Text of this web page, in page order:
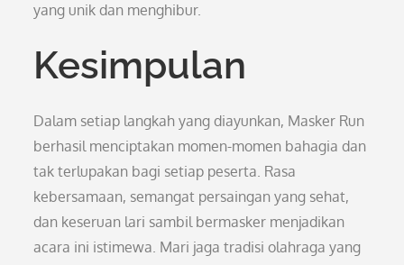
yang unik dan menghibur.
Kesimpulan
Dalam setiap langkah yang diayunkan, Masker Run
berhasil menciptakan momen-momen bahagia dan
tak terlupakan bagi setiap peserta. Rasa
kebersamaan, semangat persaingan yang sehat,
dan keseruan lari sambil bermasker menjadikan
acara ini istimewa. Mari jaga tradisi olahraga yang